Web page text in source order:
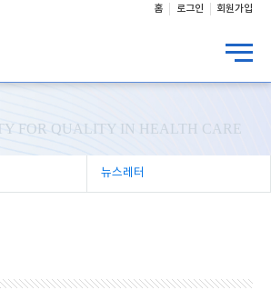
홈 로그인 회원가입
FOR QUALITY IN HEALTH CARE
뉴스레터